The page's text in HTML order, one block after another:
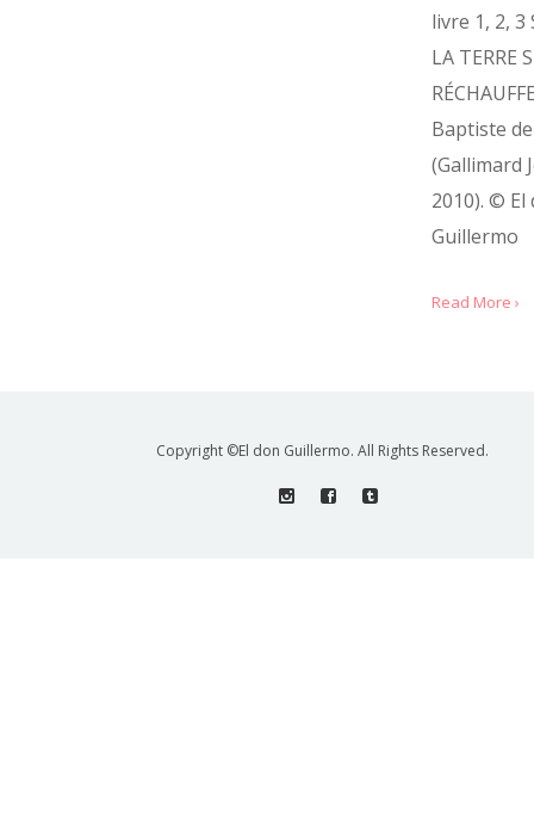
livre 1, 2, 3
LA TERRE
Baptiste
(Gallimard
2010). © El
Guillermo
Read More ›
Copyright ©El don Guillermo. All Rights Reserved.